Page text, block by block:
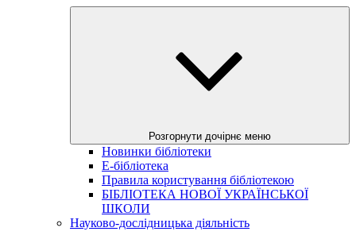
Розгорнути дочірнє меню
Новинки бібліотеки
E-бібліотека
Правила користування бібліотекою
БІБЛІОТЕКА НОВОЇ УКРАЇНСЬКОЇ
ШКОЛИ
Науково-дослідницька діяльність